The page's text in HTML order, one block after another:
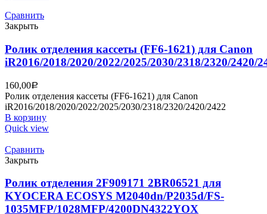
Сравнить
Закрыть
Ролик отделения кассеты (FF6-1621) для Canon
iR2016/2018/2020/2022/2025/2030/2318/2320/2420/
160,00Р
Ролик отделения кассеты (FF6-1621) для Canon
iR2016/2018/2020/2022/2025/2030/2318/2320/2420/2422
В корзину
Quick view
Сравнить
Закрыть
Ролик отделения 2F909171 2BR06521 для
KYOCERA ECOSYS M2040dn/P2035d/FS-
1035MFP/1028MFP/4200DN4322YOX